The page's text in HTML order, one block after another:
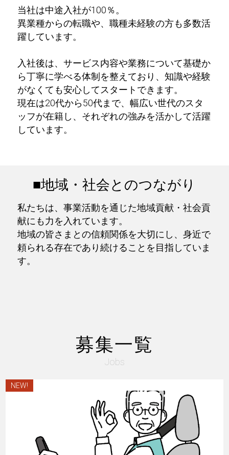
当社は中途入社が100％。
異業種からの転職や、職種未経験の方も多数活
躍しています。
入社後は、サービス内容や業務について基礎か
ら丁寧に学べる体制を整えており、知識や経験
がなくても安心してスタートできます。
現在は20代から50代まで、幅広い世代のスタ
ッフが在籍し、それぞれの強みを活かして活躍
しています。
■地域・社会とのつながり
私たちは、事業活動を通じた地域貢献・社会貢
献にも力を入れています。
地域の皆さまとの信頼関係を大切にし、身近で
頼られる存在であり続けることを目指していま
す。
募集一覧
Jobs
NEW!